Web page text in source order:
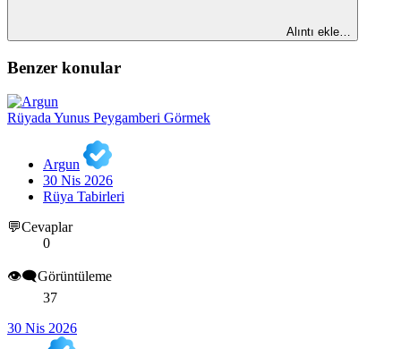
Alıntı ekle…
Benzer konular
Rüyada Yunus Peygamberi Görmek
Argun
30 Nis 2026
Rüya Tabirleri
💬Cevaplar
0
👁️‍🗨️Görüntüleme
37
30 Nis 2026